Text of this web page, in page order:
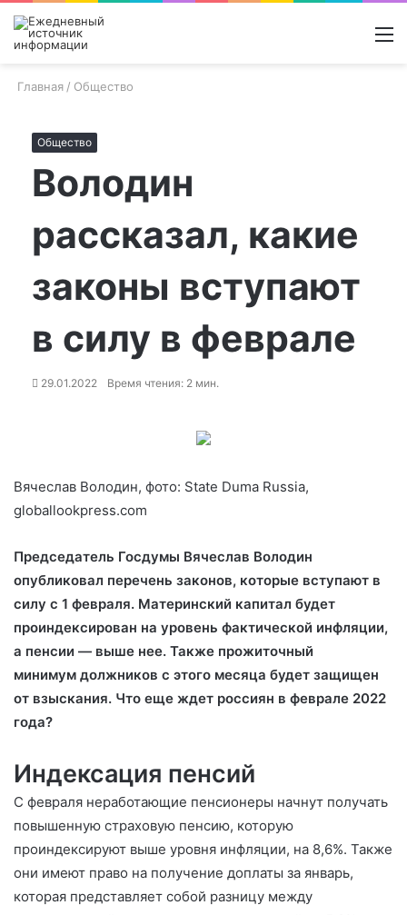
Поиск
Switch
Главная / Общество
Общество
Володин
рассказал, какие
законы вступают
в силу в феврале
29.01.2022 Время чтения: 2 мин.
Вячеслав Володин, фото: State Duma Russia,
globallookpress.com
Председатель Госдумы Вячеслав Володин
опубликовал перечень законов, которые вступают в
силу с 1 февраля. Материнский капитал будет
проиндексирован на уровень фактической инфляции,
а пенсии — выше нее. Также прожиточный
минимум должников с этого месяца будет защищен
от взыскания. Что еще ждет россиян в феврале 2022
года?
Индексация пенсий
С февраля неработающие пенсионеры начнут получать
повышенную страховую пенсию, которую
проиндексируют выше уровня инфляции, на 8,6%. Также
они имеют право на получение доплаты за январь,
которая представляет собой разницу между